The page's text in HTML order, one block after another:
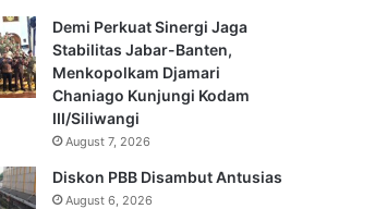
Demi Perkuat Sinergi Jaga
Stabilitas Jabar-Banten,
Menkopolkam Djamari
Chaniago Kunjungi Kodam
III/Siliwangi
August 7, 2026
Diskon PBB Disambut Antusias
August 6, 2026